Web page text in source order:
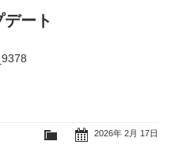
ート
2026年 2月 17日